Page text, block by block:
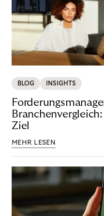
BLOG INSIGHTS
Ziel
MEHR LESEN